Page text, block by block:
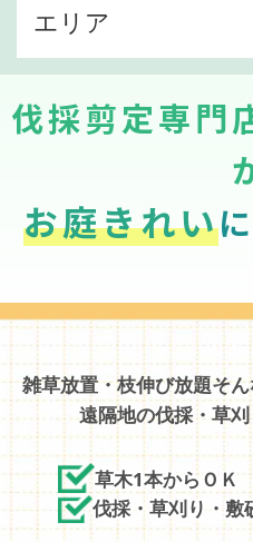
エリア
伐採剪定専門
お庭きれい
雑草放置・枝伸び放題そ
遠隔地の伐採・草
草木1本からＯＫ
伐採・草刈り・敷